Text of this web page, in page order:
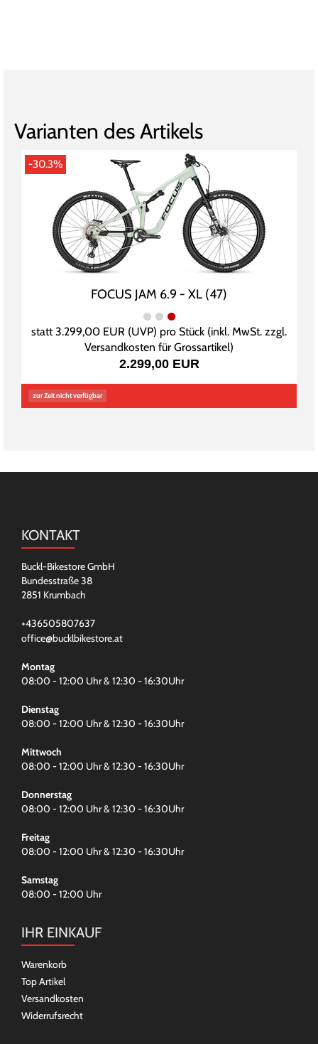
Varianten des Artikels
-30.3%
FOCUS JAM 6.9 - XL (47)
statt3.299,00 EUR (UVP) pro Stück (inkl. MwSt. zzgl.
Versandkosten für Grossartikel)
2.299,00 EUR
zur Zeit nicht verfügbar
KONTAKT
Buckl-Bikestore GmbH
Bundesstraße 38
2851 Krumbach
+436505807637
office@bucklbikestore.at
Montag
08:00 - 12:00 Uhr & 12:30 - 16:30Uhr
Dienstag
08:00 - 12:00 Uhr & 12:30 - 16:30Uhr
Mittwoch
08:00 - 12:00 Uhr & 12:30 - 16:30Uhr
Donnerstag
08:00 - 12:00 Uhr & 12:30 - 16:30Uhr
Freitag
08:00 - 12:00 Uhr & 12:30 - 16:30Uhr
Samstag
08:00 - 12:00 Uhr
IHR EINKAUF
Warenkorb
Top Artikel
Versandkosten
Widerrufsrecht